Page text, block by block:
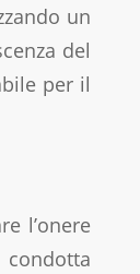
un
del
per il
l’onere